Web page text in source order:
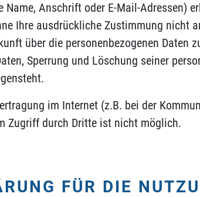
Name, Anschrift oder E-Mail-Adressen)
Ihre ausdrückliche Zustimmung nicht
über die personenbezogenen Daten
Sperrung und Löschung seiner
im Internet (z.B. bei der
Zugriff durch Dritte ist nicht möglich.
FÜR DIE